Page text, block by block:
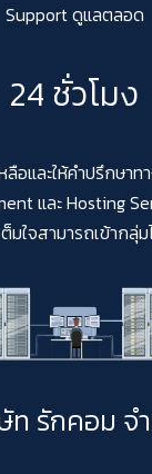
Support ดูแลตลอด
24 ชั่วโมง
อและให้คำปรึกษาท
และ Hosting
มใจสามารถเข้ากลุ่
ท รักคอม จ